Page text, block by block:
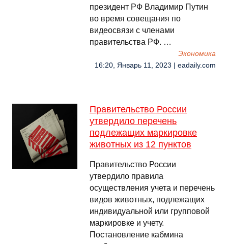
президент РФ Владимир Путин
во время совещания по
видеосвязи с членами
правительства РФ. …
Экономика
16:20, Январь 11, 2023 | eadaily.com
Правительство России
утвердило перечень
подлежащих маркировке
животных из 12 пунктов
Правительство России
утвердило правила
осуществления учета и перечень
видов животных, подлежащих
индивидуальной или групповой
маркировке и учету.
Постановление кабмина